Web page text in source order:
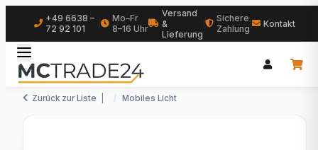
+49 6638 –
72 92 101
Mo–Fr
8–16 Uhr
Versand
&
Lieferung
Sichere
Zahlung
Kontakt
Zurück zur Liste Mobiles Licht